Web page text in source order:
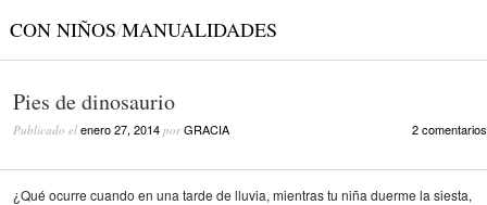
CON NIÑOS/MANUALIDADES
Pies de dinosaurio
Publicado el enero 27, 2014 porGRACIA 2 comentarios
¿Qué ocurre cuando en una tarde de lluvia, mientras tu niña duerme la siesta,